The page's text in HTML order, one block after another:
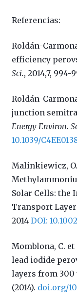
Referencias:
Roldán-
efficiency
Sci., 2014,7, 994-
Roldán-
junction
Energy Environ.
10.1039/
Malinkiewicz,
Solar Cells: the
Transport
2014 DOI:
Momblona, C. et
lead iodide
layers from 300
(2014). doi.org/